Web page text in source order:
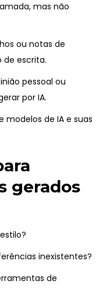
mas não
ou notas de
de escrita.
pessoal ou
por IA.
modelos de IA e suas
gerados
inexistentes?
de